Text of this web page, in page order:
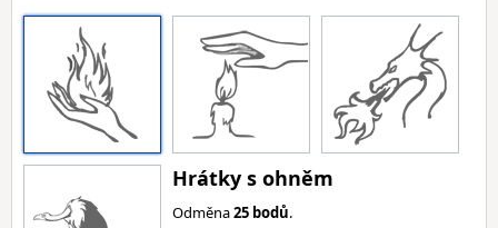
Hrátky s ohněm
Odměna25 bodů.